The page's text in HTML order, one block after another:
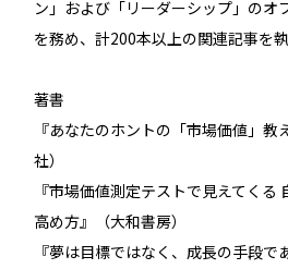
ン」および「リーダーシップ」のオ
を務め、計200本以上の関連記事を執
著書
『あなたのホントの「市場価値」教
社）
『市場価値測定テストで見えてくる
高め方』（大和書房）
『夢は目標ではなく、成長の手段で